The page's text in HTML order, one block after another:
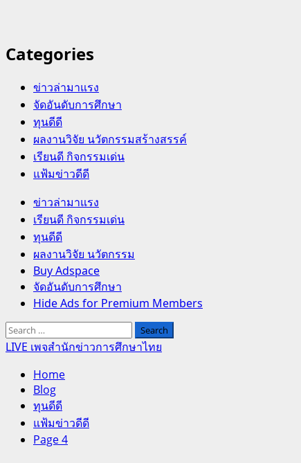
Categories
ข่าวล่ามาแรง
จัดอันดับการศึกษา
ทุนดีดี
ผลงานวิจัย นวัตกรรมสร้างสรรค์
เรียนดี กิจกรรมเด่น
แฟ้มข่าวดีดี
Primary
Menu
ข่าวล่ามาแรง
เรียนดี กิจกรรมเด่น
ทุนดีดี
ผลงานวิจัย นวัตกรรม
Buy Adspace
จัดอันดับการศึกษา
Hide Ads for Premium Members
Search
for:
LIVE เพจสำนักข่าวการศึกษาไทย
Home
Blog
ทุนดีดี
แฟ้มข่าวดีดี
Page 4